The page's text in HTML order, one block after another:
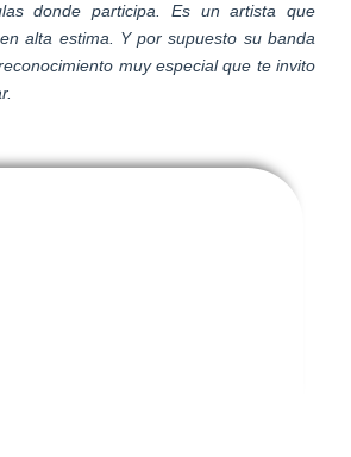
donde participa. Es un artista que
alta estima. Y por supuesto su banda
muy especial que te invito